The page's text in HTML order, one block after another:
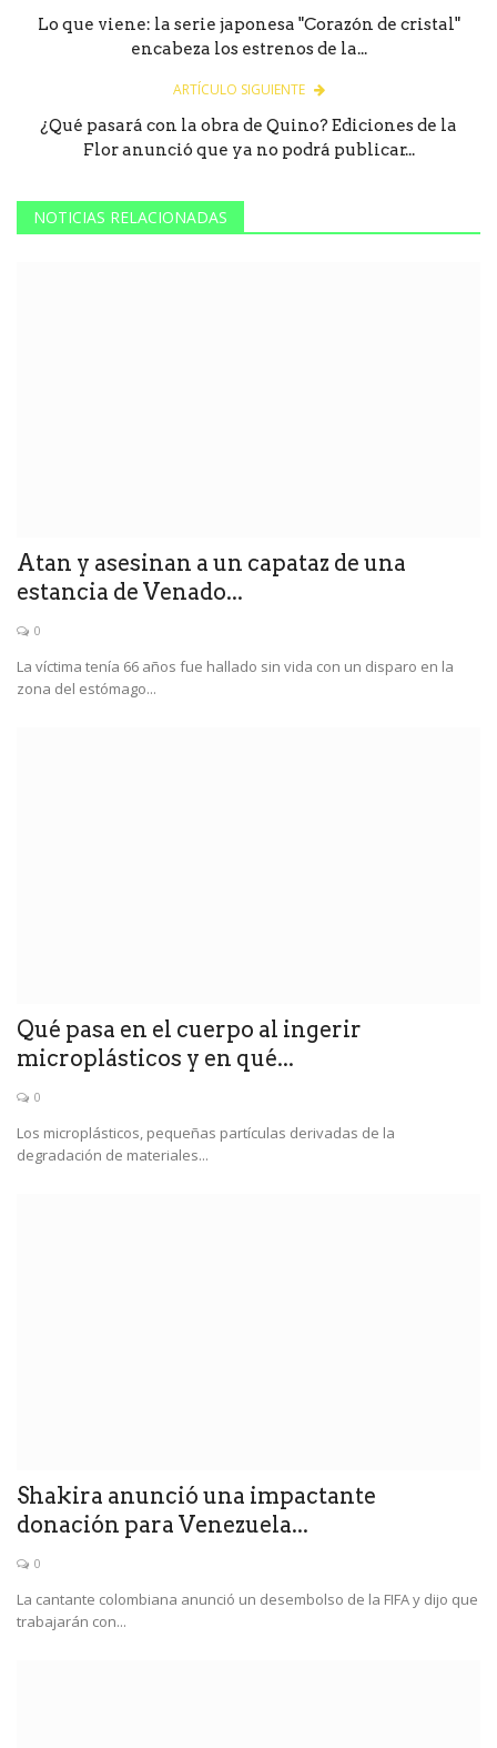
Lo que viene: la serie japonesa "Corazón de cristal"
encabeza los estrenos de la...
ARTÍCULO SIGUIENTE
¿Qué pasará con la obra de Quino? Ediciones de la
Flor anunció que ya no podrá publicar...
NOTICIAS RELACIONADAS
Atan y asesinan a un capataz de una
estancia de Venado...
0
La víctima tenía 66 años fue hallado sin vida con un disparo en la
zona del estómago...
Qué pasa en el cuerpo al ingerir
microplásticos y en qué...
0
Los microplásticos, pequeñas partículas derivadas de la
degradación de materiales...
Shakira anunció una impactante
donación para Venezuela...
0
La cantante colombiana anunció un desembolso de la FIFA y dijo que
trabajarán con...